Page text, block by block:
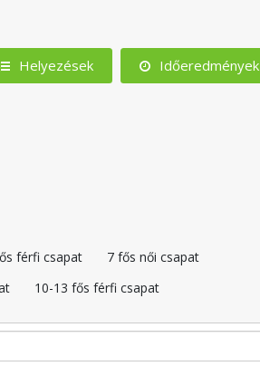
Helyezések Időeredmények
férfi csapat
7 fős női csapat
10-13 fős férfi csapat